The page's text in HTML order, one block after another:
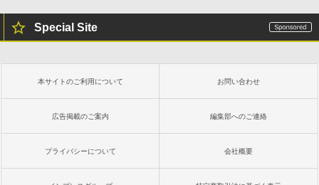
Special Site
本サイトのご利用について お問い合わせ
広告掲載のご案内 編集部へのご連絡
プライバシーについて 会社概要